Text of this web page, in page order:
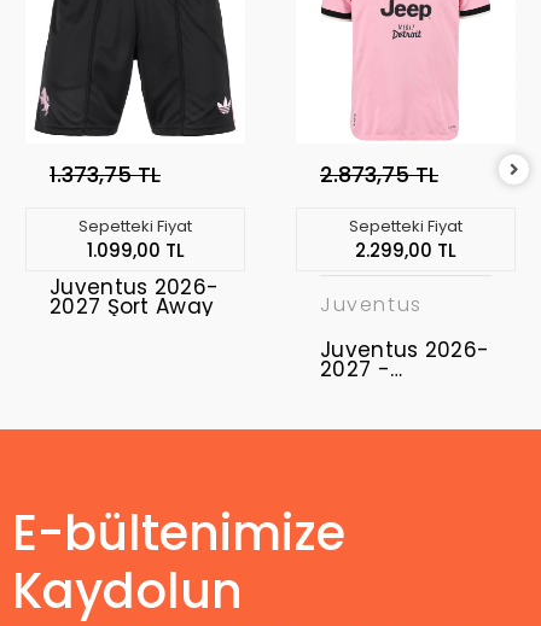
1.373,75 TL
Sepetteki Fiyat
1.099,00 TL
Juventus 2026-
2027 Şort Away
2.873,75 TL
Sepetteki Fiyat
2.299,00 TL
Juventus
Juventus 2026-
2027 -
Away
E-bültenimize
Kaydolun